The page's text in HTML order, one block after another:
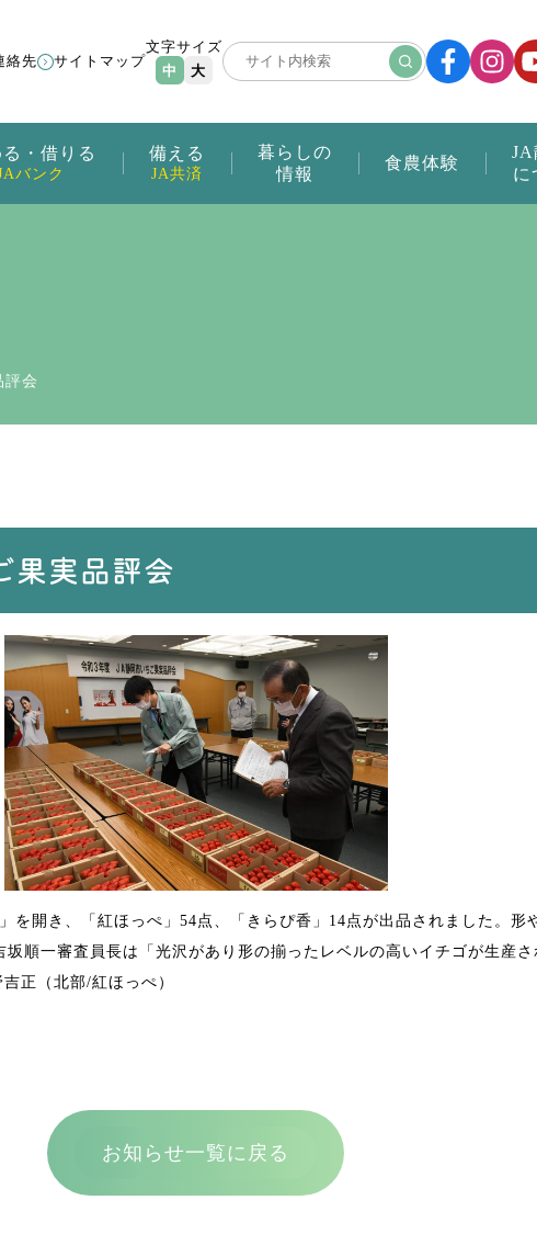
・借りる
バンク
備える
JA共済
暮らしの
情報
食農体験
JA
に
絡先 サイトマップ
文字サイズ
中
大
評会
果実品評会
を開き、「紅ほっぺ」54点、「きらぴ香」14点が出品されました。形
順一審査員長は「光沢があり形の揃ったレベルの高いイチゴが生産さ
正（北部/紅ほっぺ）
お知らせ一覧に戻る